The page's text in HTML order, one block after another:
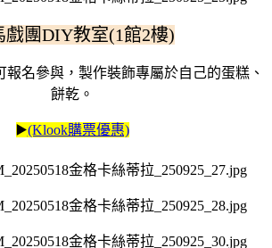
團DIY教室(1館2樓)
名參與，製作裝飾專屬於自己的蛋糕、
餅乾。
▶️(Klook購票優惠)